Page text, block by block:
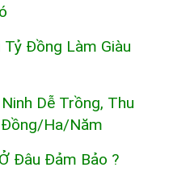
Đồng Làm Giàu
Dễ Trồng, Thu
Đồng/ha/năm
Đâu Đảm Bảo ?